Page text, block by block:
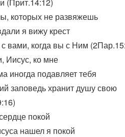
которых не развяжешь
я вижу крест
с вами, когда вы с Ним
Иисус, ко мне
иногда подавляет тебя
заповедь хранит душу свою
покой
нашел я покой